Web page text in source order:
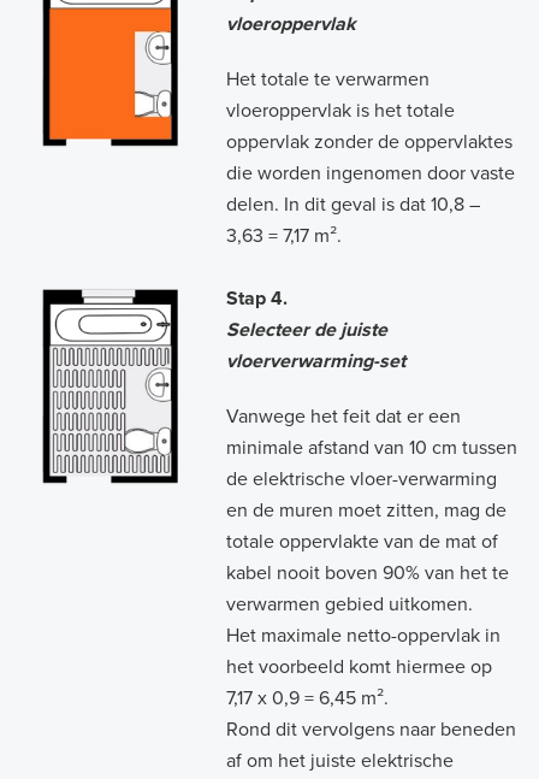
vloeroppervlak
Het totale te verwarmen
vloeroppervlak is het totale
oppervlak zonder de oppervlaktes
die worden ingenomen door vaste
delen. In dit geval is dat 10,8 –
3,63 = 7,17 m².
Stap 4.
Selecteer de juiste
vloerverwarming-set
Vanwege het feit dat er een
minimale afstand van 10 cm tussen
de elektrische vloer-verwarming
en de muren moet zitten, mag de
totale oppervlakte van de mat of
kabel nooit boven 90% van het te
verwarmen gebied uitkomen.
Het maximale netto-oppervlak in
het voorbeeld komt hiermee op
7,17 x 0,9 = 6,45 m².
Rond dit vervolgens naar beneden
af om het juiste elektrische